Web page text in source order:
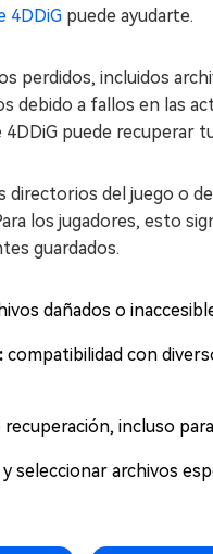
4DDiG puede ayudarte.
perdidos, incluidos
debido a fallos en las
puede recuperar
del juego o
los jugadores, esto
guardados.
dañados o
compatibilidad con
incluso
seleccionar archivos